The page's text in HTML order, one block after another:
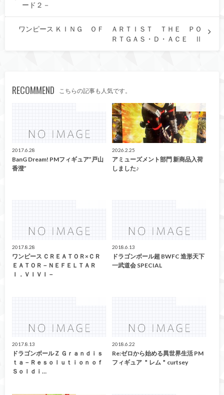
ード２－
ワンピース ＫＩＮＧ ＯＦ ＡＲＴＩＳＴ ＴＨＥ ＰＯ
ＲＴＧＡＳ・Ｄ・ＡＣＥ Ⅱ
RECOMMEND こちらの記事も人気です。
2017.6.28
BanG Dream! PMフィギュア”戸山
香澄”
2026.2.25
アミューズメント部門 新商品入荷
しました♪
2017.8.28
ワンピース ＣＲＥＡＴＯＲ×ＣＲ
ＥＡＴＯＲ－ＮＥＦＥＬＴＡＲ
Ｉ．ＶＩＶＩ－
2018.6.13
ドラゴンボール超 BWFC 造形天下
一武道会 SPECIAL
2017.8.13
ドラゴンボールＺ Ｇｒａｎｄｉｓ
ｔａ－Ｒｅｓｏｌｕｔｉｏｎ ｏｆ
Ｓｏｌｄｉ…
2018.6.22
Re:ゼロから始める異世界生活 PM
フィギュア ＂レム＂curtsey